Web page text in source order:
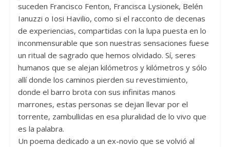
suceden Francisco Fenton, Francisca Lysionek, Belén
Ianuzzi o Iosi Havilio, como si el racconto de decenas
de experiencias, compartidas con la lupa puesta en lo
inconmensurable que son nuestras sensaciones fuese
un ritual de sagrado que hemos olvidado. Sí, seres
humanos que se alejan kilómetros y kilómetros y sólo
allí donde los caminos pierden su revestimiento,
donde el barro brota con sus infinitas manos
marrones, estas personas se dejan llevar por el
torrente, zambullidas en esa pluralidad de lo vivo que
es la palabra.
Un poema dedicado a un ex-novio que se volvió al